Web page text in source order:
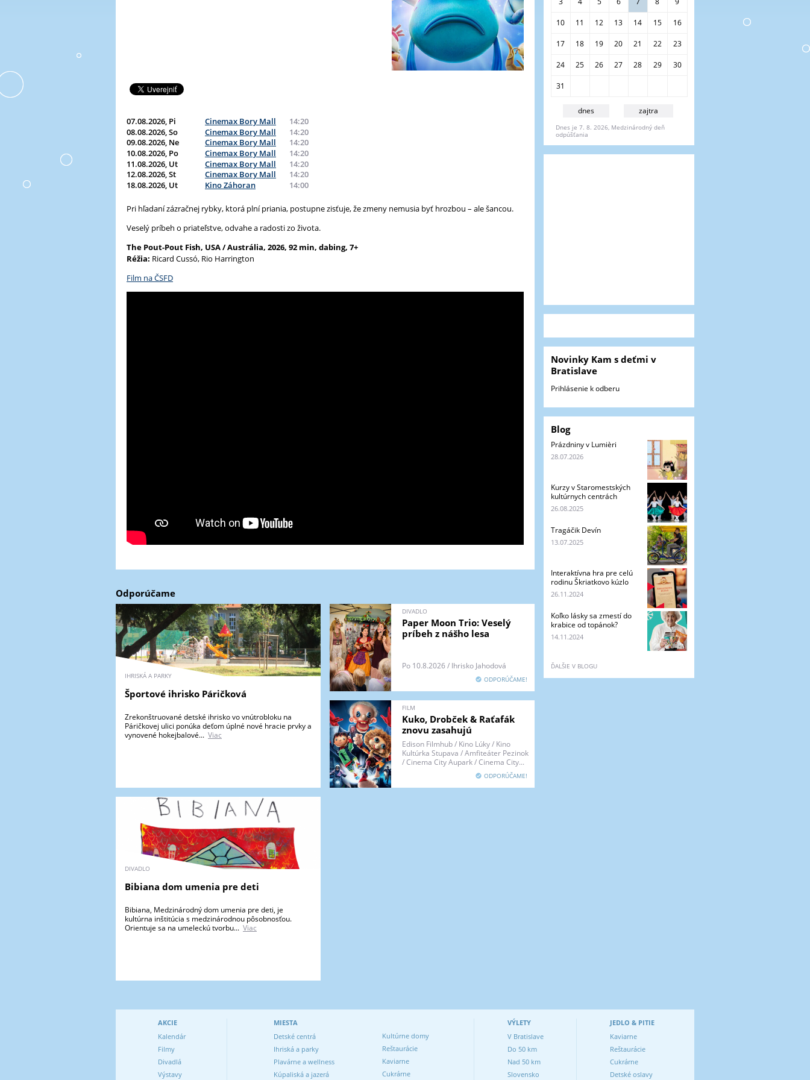
07.08.2026, Pi Cinemax Bory Mall
14:20
08.08.2026, So
Cinemax Bory Mall
14:20
09.08.2026, Ne
Cinemax Bory Mall
14:20
10.08.2026, Po
Cinemax Bory Mall
14:20
11.08.2026, Ut
Cinemax Bory Mall
14:20
12.08.2026, St
Cinemax Bory Mall
14:20
18.08.2026, Ut
Kino Záhoran 14:00
Pri hľadaní zázračnej rybky, ktorá plní priania, postupne zisťuje, že zmeny nemusia byť hrozbou – ale šancou.
Veselý príbeh o priateľstve, odvahe a radosti zo života.
The Pout-Pout Fish, USA / Austrália, 2026, 92 min, dabing, 7+
Réžia: Ricard Cussó, Rio Harrington
Film na ČSFD
Odporúčame
IHRISKÁ A PARKY
Športové ihrisko Páričková
Zrekonštruované detské ihrisko vo vnútrobloku na
Páričkovej ulici ponúka deťom úplné nové hracie prvky a
vynovené hokejbalové... Viac
DIVADLO
Paper Moon Trio: Veselý
príbeh z nášho lesa
Po 10.8.2026 / Ihrisko Jahodová
ODPORÚČAME!
FILM
Kuko, Drobček & Raťafák
znovu zasahujú
Edison Filmhub / Kino Lúky / Kino
Kultúrka Stupava / Amfiteáter Pezinok
/ Cinema City Aupark / Cinema City...
ODPORÚČAME!
DIVADLO
Bibiana dom umenia pre deti
Bibiana, Medzinárodný dom umenia pre deti, je
kultúrna inštitúcia s medzinárodnou pôsobnosťou.
Orientuje sa na umeleckú tvorbu... Viac
10 11 12 13 14 15 16
17 18 19 20 21 22 23
24 25 26 27 28 29 30
31
dnes zajtra
Dnes je 7. 8. 2026, Medzinárodný deň
odpúšťania
Novinky Kam s deťmi v
Bratislave
Prihlásenie k odberu
Blog
Prázdniny v Lumièri
28.07.2026
Kurzy v Staromestských
kultúrnych centrách
26.08.2025
Tragáčik Devín
13.07.2025
Interaktívna hra pre celú
rodinu Škriatkovo kúzlo
26.11.2024
Koľko lásky sa zmestí do
krabice od topánok?
14.11.2024
ĎALŠIE V BLOGU
AKCIE
Kalendár
Filmy
Divadlá
Výstavy
MIESTA
Detské centrá
Ihriská a parky
Plavárne a wellness
Kúpaliská a jazerá
Kultúrne domy
Reštaurácie
Kaviarne
Cukrárne
VÝLETY
V Bratislave
Do 50 km
Nad 50 km
Slovensko
JEDLO & PITIE
Kaviarne
Reštaurácie
Cukrárne
Detské oslavy